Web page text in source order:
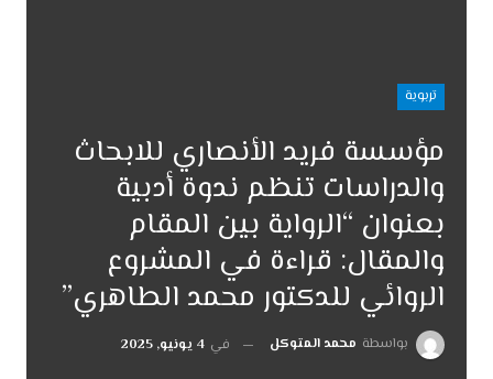
تربوية
مؤسسة فريد الأنصاري للابحاث
والدراسات تنظم ندوة أدبية
بعنوان “الرواية بين المقام
والمقال: قراءة في المشروع
الروائي للدكتور محمد الطاهري”
بواسطة محمد المتوكل في 4 يونيو, 2025